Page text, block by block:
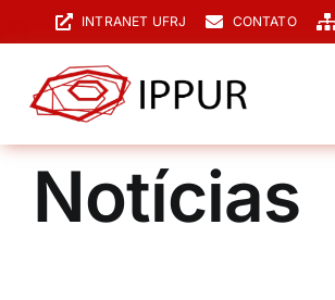
para
conteúdo
INTRANET UFRJ CONTATO
O IPPUR
Graduação
Notícias